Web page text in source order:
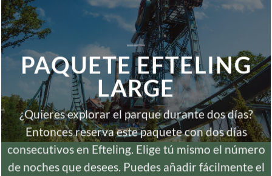
PAQUETE EFTELING
LARGE
¿Quieres explorar el parque durante dos días?
Entonces reserva este paquete con dos días
consecutivos en Efteling. Elige tú mismo el número
de noches que desees. Puedes añadir fácilmente el